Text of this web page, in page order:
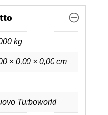
kg
× 0,00 × 0,00 cm
Turboworld